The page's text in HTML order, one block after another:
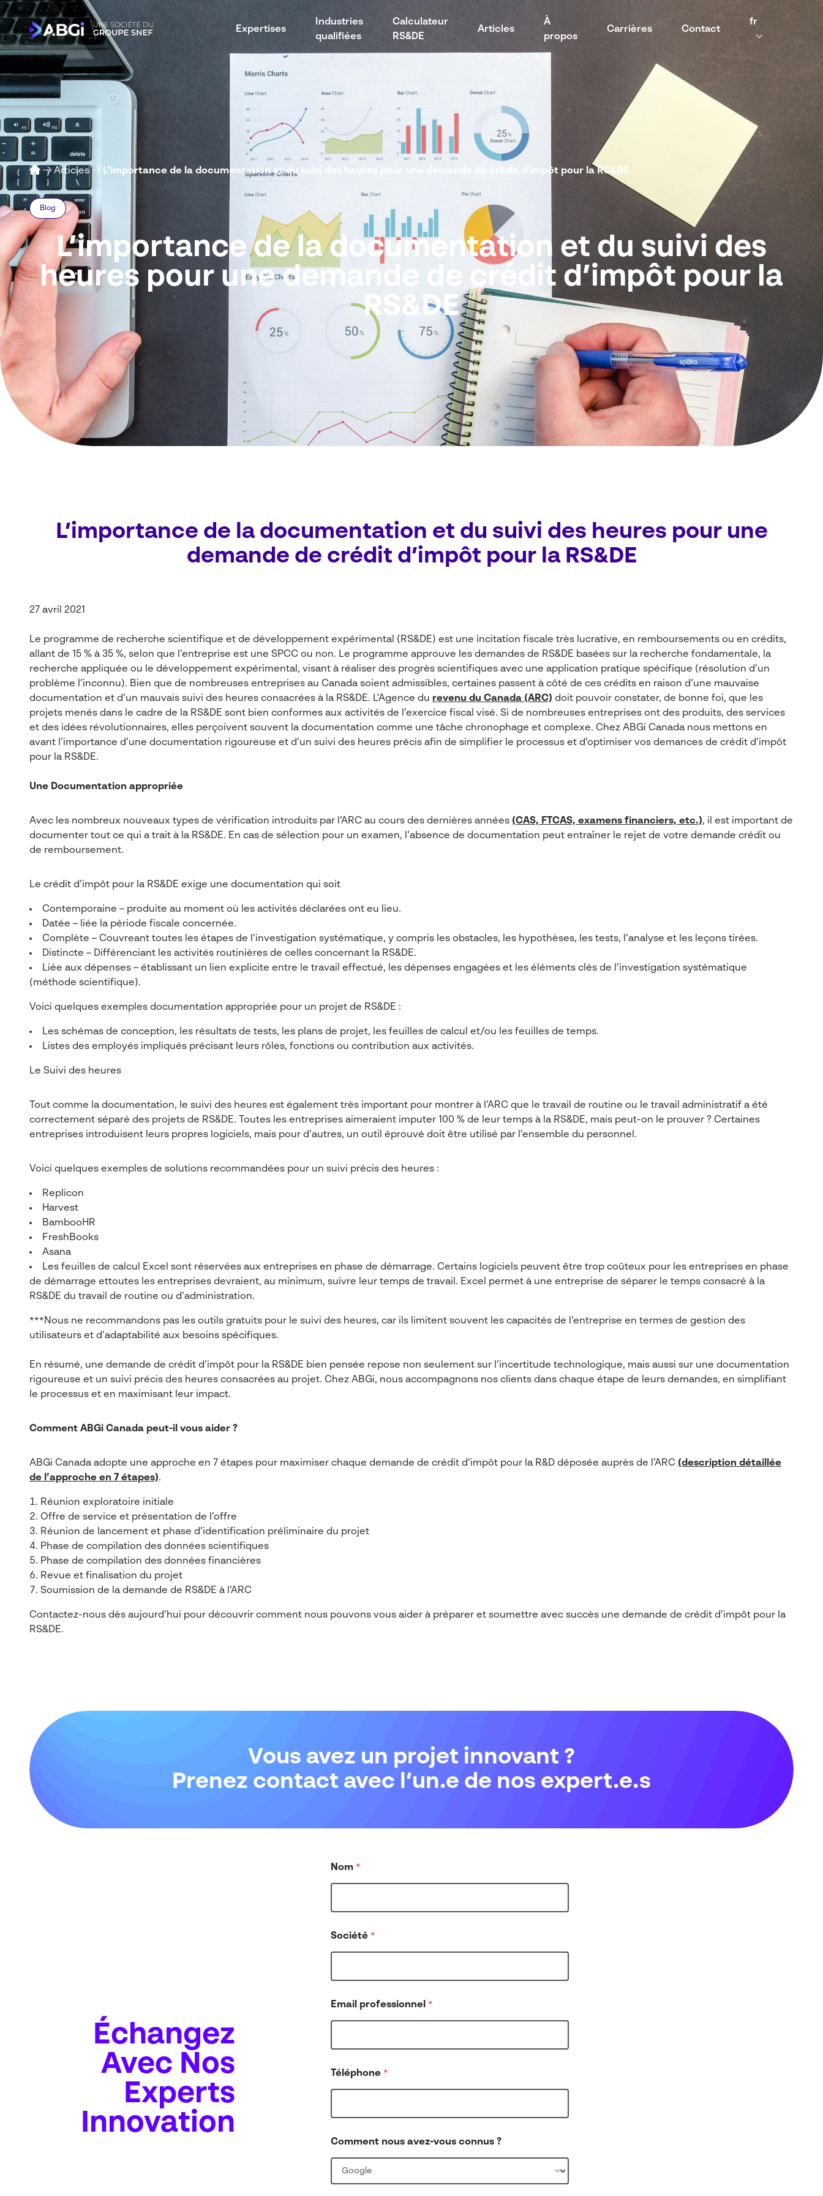
Expertises
Industries
qualifiées
Calculateur
RS&DE
Articles
À
propos
Carrières Contact
fr
Articles L’importance de la documentation et du suivi des heures pour une demande de crédit d’impôt pour la RS&DE
Blog
L’importance de la documentation et du suivi des
heures pour une demande de crédit d’impôt pour la
RS&DE
L’importance de la documentation et du suivi des heures pour une
demande de crédit d’impôt pour la RS&DE
27 avril 2021
Le programme de recherche scientifique et de développement expérimental (RS&DE) est une incitation fiscale très lucrative, en remboursements ou en crédits,
allant de 15 % à 35 %, selon que l’entreprise est une SPCC ou non. Le programme approuve les demandes de RS&DE basées sur la recherche fondamentale, la
recherche appliquée ou le développement expérimental, visant à réaliser des progrès scientifiques avec une application pratique spécifique (résolution d’un
problème l’inconnu). Bien que de nombreuses entreprises au Canada soient admissibles, certaines passent à côté de ces crédits en raison d’une mauvaise
documentation et d’un mauvais suivi des heures consacrées à la RS&DE. L’Agence du revenu du Canada (ARC) doit pouvoir constater, de bonne foi, que les
projets menés dans le cadre de la RS&DE sont bien conformes aux activités de l’exercice fiscal visé. Si de nombreuses entreprises ont des produits, des services
et des idées révolutionnaires, elles perçoivent souvent la documentation comme une tâche chronophage et complexe. Chez ABGi Canada nous mettons en
avant l’importance d’une documentation rigoureuse et d’un suivi des heures précis afin de simplifier le processus et d’optimiser vos demances de crédit d’impôt
pour la RS&DE.
Une Documentation appropriée
Avec les nombreux nouveaux types de vérification introduits par l’ARC au cours des dernières années (CAS, FTCAS, examens financiers, etc.), il est important de
documenter tout ce qui a trait à la RS&DE. En cas de sélection pour un examen, l’absence de documentation peut entraîner le rejet de votre demande crédit ou
de remboursement.
Le crédit d’impôt pour la RS&DE exige une documentation qui soit
Contemporaine – produite au moment où les activités déclarées ont eu lieu.
Datée – liée la période fiscale concernée.
Complète – Couvreant toutes les étapes de l’investigation systématique, y compris les obstacles, les hypothèses, les tests, l’analyse et les leçons tirées.
Distincte – Différenciant les activités routinières de celles concernant la RS&DE.
Liée aux dépenses – établissant un lien explicite entre le travail effectué, les dépenses engagées et les éléments clés de l’investigation systématique
(méthode scientifique).
Voici quelques exemples documentation appropriée pour un projet de RS&DE :
Les schémas de conception, les résultats de tests, les plans de projet, les feuilles de calcul et/ou les feuilles de temps.
Listes des employés impliqués précisant leurs rôles, fonctions ou contribution aux activités.
Le Suivi des heures
Tout comme la documentation, le suivi des heures est également très important pour montrer à l’ARC que le travail de routine ou le travail administratif a été
correctement séparé des projets de RS&DE. Toutes les entreprises aimeraient imputer 100 % de leur temps à la RS&DE, mais peut-on le prouver ? Certaines
entreprises introduisent leurs propres logiciels, mais pour d’autres, un outil éprouvé doit être utilisé par l’ensemble du personnel.
Voici quelques exemples de solutions recommandées pour un suivi précis des heures :
Replicon
Harvest
BambooHR
FreshBooks
Asana
Les feuilles de calcul Excel sont réservées aux entreprises en phase de démarrage. Certains logiciels peuvent être trop coûteux pour les entreprises en phase
de démarrage ettoutes les entreprises devraient, au minimum, suivre leur temps de travail. Excel permet à une entreprise de séparer le temps consacré à la
RS&DE du travail de routine ou d’administration.
***Nous ne recommandons pas les outils gratuits pour le suivi des heures, car ils limitent souvent les capacités de l’entreprise en termes de gestion des
utilisateurs et d’adaptabilité aux besoins spécifiques.
En résumé, une demande de crédit d’impôt pour la RS&DE bien pensée repose non seulement sur l’incertitude technologique, mais aussi sur une documentation
rigoureuse et un suivi précis des heures consacrées au projet. Chez ABGi, nous accompagnons nos clients dans chaque étape de leurs demandes, en simplifiant
le processus et en maximisant leur impact.
Comment ABGi Canada peut-il vous aider ?
ABGi Canada adopte une approche en 7 étapes pour maximiser chaque demande de crédit d’impôt pour la R&D déposée auprès de l’ARC (description détaillée
de l’approche en 7 étapes).
Réunion exploratoire initiale
Offre de service et présentation de l’offre
Réunion de lancement et phase d’identification préliminaire du projet
Phase de compilation des données scientifiques
Phase de compilation des données financières
Revue et finalisation du projet
Soumission de la demande de RS&DE à l’ARC
Contactez-nous dès aujourd’hui pour découvrir comment nous pouvons vous aider à préparer et soumettre avec succès une demande de crédit d’impôt pour la
RS&DE.
Vous avez un projet innovant ?
Prenez contact avec l’un.e de nos expert.e.s
Échangez
Avec Nos
Experts
Innovation
Nom *
Société *
o
u
f
e
o
n
n
l
Email professionnel *
Téléphone *
Comment nous avez-vous connus ?